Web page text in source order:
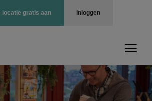
inloggen
locatie gratis aan